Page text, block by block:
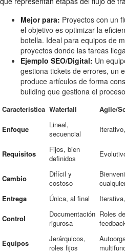
Mejor para: Proyectos con un
el objetivo es optimizar la
botella. Ideal para equipos de
proyectos donde las tareas
Ejemplo SEO/Digital: Un
gestiona tickets de errores, un
produce artículos de forma
building que gestiona el
Característica Waterfall Agile/
Enfoque
Lineal,
secuencial
Requisitos
Fijos, bien
definidos
Cambio
Difícil y
costoso
Entrega
Única, al final
Control
Documentación
rigurosa
Roles
Equipos
Jerárquicos,
roles fijos